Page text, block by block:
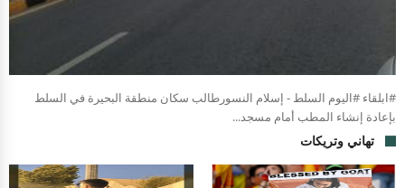
#ابلقاء #اليوم السلط - إسلام النسورطالب سكان منطقة البحيرة في السلط
بإعادة إنشاء المطب أمام مسجد...
تهاني وتريكات